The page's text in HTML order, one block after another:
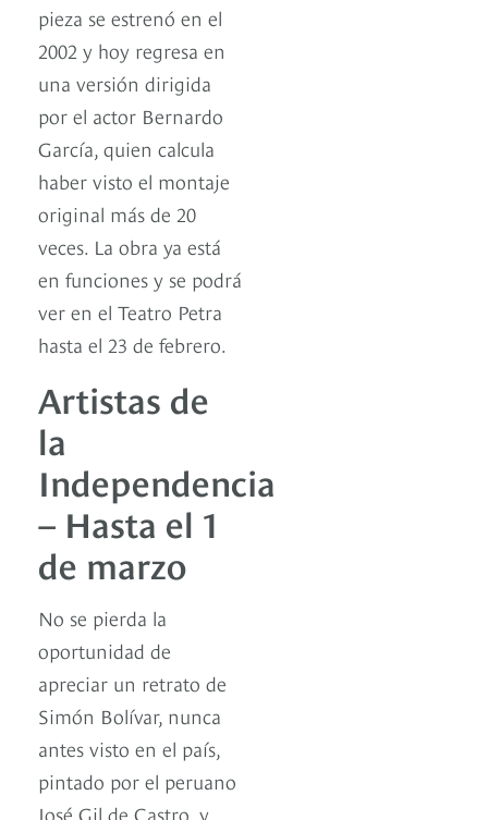
pieza se estrenó en el
2002 y hoy regresa en
una versión dirigida
por el actor Bernardo
García, quien calcula
haber visto el montaje
original más de 20
veces. La obra ya está
en funciones y se podrá
ver en el Teatro Petra
hasta el 23 de febrero.
Artistas de
la
Independencia
– Hasta el 1
de marzo
No se pierda la
oportunidad de
apreciar un retrato de
Simón Bolívar, nunca
antes visto en el país,
pintado por el peruano
José Gil de Castro, y